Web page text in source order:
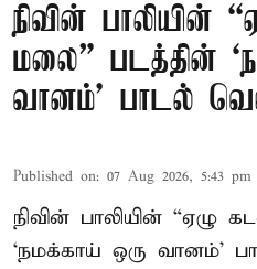
நிவின் பாலியின்
மலை” படத்தின்
வானம்’ பாடல்
Published on: 07 Aug 2026, 5:43 pm
நிவின் பாலியின் “ஏழு
‘நமக்காய் ஒரு வானம்’